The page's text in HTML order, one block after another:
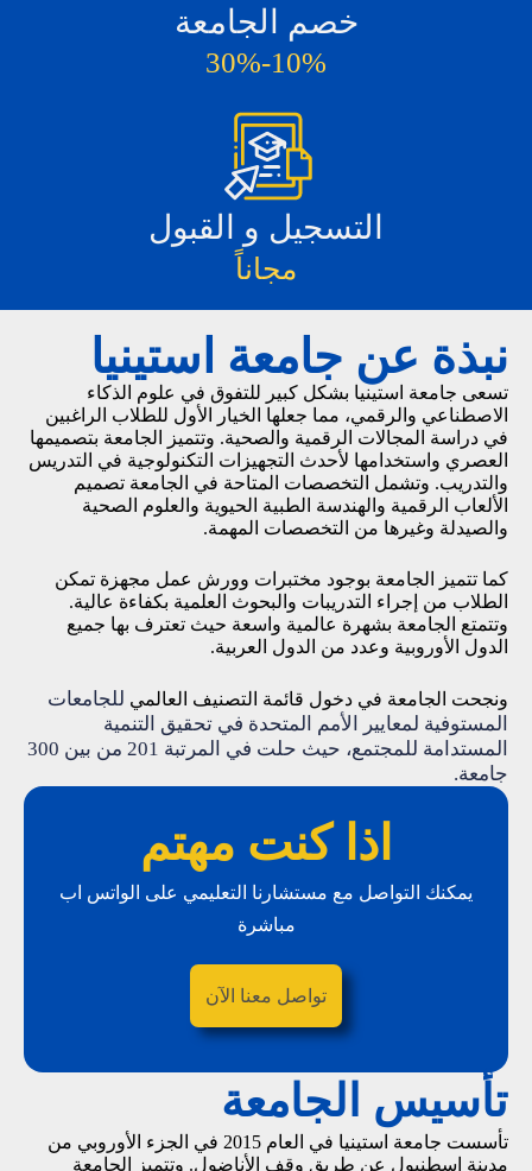
خصم الجامعة
10%-30%
التسجيل و القبول
مجاناً
نبذة عن جامعة استينيا
تسعى جامعة استينيا بشكل كبير للتفوق في علوم الذكاء
الاصطناعي والرقمي، مما جعلها الخيار الأول للطلاب الراغبين
في دراسة المجالات الرقمية والصحية. وتتميز الجامعة بتصميمها
العصري واستخدامها لأحدث التجهيزات التكنولوجية في التدريس
والتدريب. وتشمل التخصصات المتاحة في الجامعة تصميم
الألعاب الرقمية والهندسة الطبية الحيوية والعلوم الصحية
والصيدلة وغيرها من التخصصات المهمة.
كما تتميز الجامعة بوجود مختبرات وورش عمل مجهزة تمكن
الطلاب من إجراء التدريبات والبحوث العلمية بكفاءة عالية.
وتتمتع الجامعة بشهرة عالمية واسعة حيث تعترف بها جميع
الدول الأوروبية وعدد من الدول العربية.
ونجحت الجامعة في دخول قائمة التصنيف العالمي
جامعة.
اذا كنت مهتم
يمكنك التواصل مع مستشارنا التعليمي على الواتس اب
مباشرة
تواصل معنا الآن
تأسيس الجامعة
تأسست جامعة استينيا في العام 2015 في الجزء الأوروبي من
مدينة إسطنبول عن طريق وقف الأناضول. وتتميز الجامعة